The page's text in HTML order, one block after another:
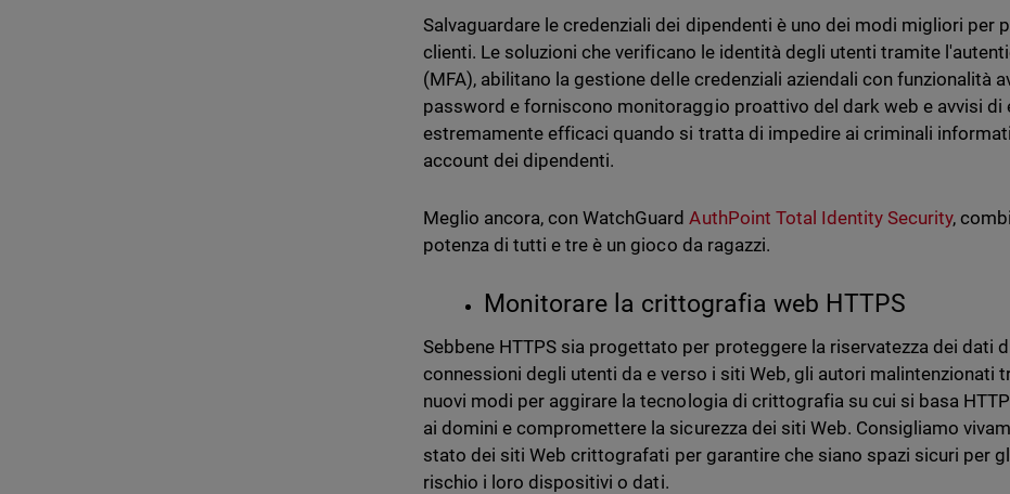
Salvaguardare le credenziali dei dipendenti è uno dei modi migliori per
clienti. Le soluzioni che verificano le identità degli utenti tramite
(MFA), abilitano la gestione delle credenziali aziendali con funzionalità
password e forniscono monitoraggio proattivo del dark web e avvisi di
estremamente efficaci quando si tratta di impedire ai criminali
account dei dipendenti.
Meglio ancora, con WatchGuardAuthPoint Total Identity Security,
potenza di tutti e tre è un gioco da ragazzi.
Monitorare la crittografia web HTTPS
Sebbene HTTPS sia progettato per proteggere la riservatezza dei dati
connessioni degli utenti da e verso i siti Web, gli autori malintenzionati
nuovi modi per aggirare la tecnologia di crittografia su cui si basa
ai domini e compromettere la sicurezza dei siti Web. Consigliamo
stato dei siti Web crittografati per garantire che siano spazi sicuri per
rischio i loro dispositivi o dati.